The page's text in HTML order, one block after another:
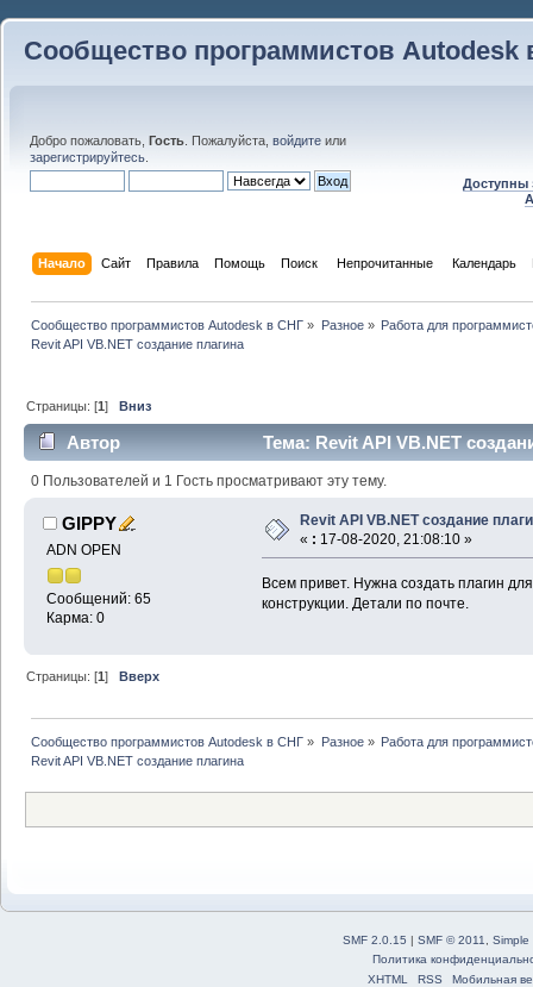
Сообщество программистов Autodesk
Добро пожаловать, Гость . Пожалуйста, войдите или
зарегистрируйтесь
Доступны
Начало Сайт Правила Помощь Поиск Непрочитанные Календарь
Сообщество программистов Autodesk в СНГ » Разное» Работа для
Revit API VB.NET создание плагина
Страницы: [1]Вниз
Автор Тема: Revit API VB.NET
0 Пользователей и 1 Гость просматривают эту тему.
GIPPY
ADN OPEN
Сообщений: 65
Карма: 0
Revit API VB.NET создание
« : 17-08-2020, 21:08:10 »
Всем привет. Нужна создать плагин
конструкции. Детали по почте.
Страницы: [1]Вверх
Сообщество программистов Autodesk в СНГ » Разное» Работа для
Revit API VB.NET создание плагина
SMF 2.0.15 | SMF © 2011
Simple
Политика
XHTML
RSS Мобильная